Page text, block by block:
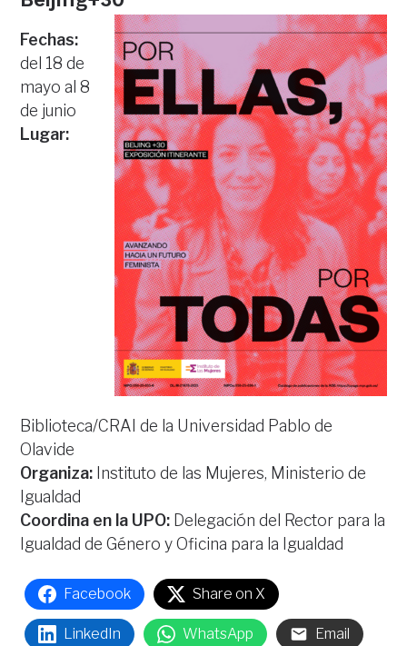
Fechas:
del 18 de
mayo al 8
de junio
Lugar:
Biblioteca/CRAI de la Universidad Pablo de
Olavide
Organiza: Instituto de las Mujeres, Ministerio de
Igualdad
Coordina en la UPO: Delegación del Rector para la
Igualdad de Género y Oficina para la Igualdad
Facebook Share on X
LinkedIn WhatsApp Email